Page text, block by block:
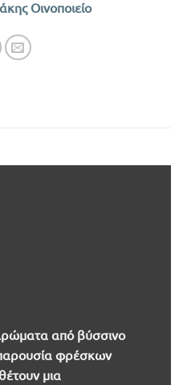
Οινοποιείο
από βύσσινο
φρέσκων
μια